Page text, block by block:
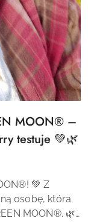
MOON® –
testuje 💚🌿
💚 Z
osobę, która
MOON®. 🌿